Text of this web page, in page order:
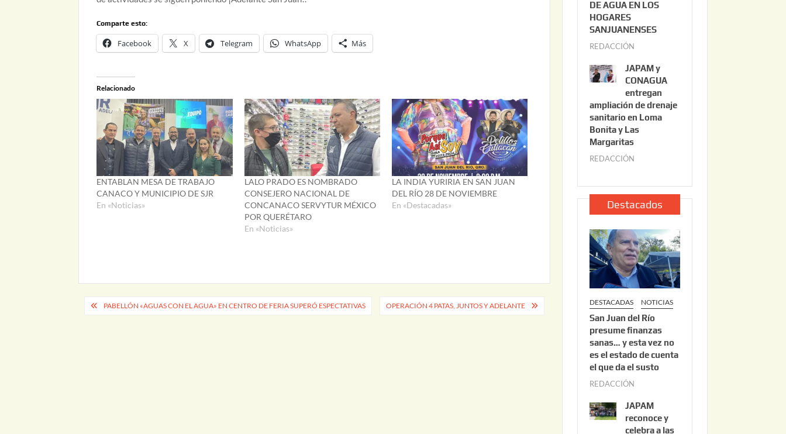
Comparte esto:
Facebook X Telegram WhatsApp Más
Relacionado
ENTABLAN MESA DE TRABAJO
CANACO Y MUNICIPIO DE SJR
En «Noticias»
LALO PRADO ES NOMBRADO
CONSEJERO NACIONAL DE
CONCANACO SERVYTUR MÉXICO
POR QUERÉTARO
En «Noticias»
LA INDIA YURIRIA EN SAN JUAN
DEL RÍO 28 DE NOVIEMBRE
En «Destacadas»
Navegación
PABELLÓN «AGUAS CON EL AGUA» EN CENTRO DE FERIA SUPERÓ ESPECTATIVAS OPERACIÓN 4 PATAS, JUNTOS Y ADELANTE
0
DE AGUA EN LOS
HOGARES
SANJUANENSES
REDACCIÓN
l
i
o
2
2
2
6
JAPAM y
CONAGUA
entregan
ampliación de drenaje
sanitario en Loma
Bonita y Las
Margaritas
REDACCIÓN
l
i
o
2
2
,
2
0
2
6
Destacados
DESTACADAS NOTICIAS
San Juan del Río
presume finanzas
sanas… y esta vez no
es el estado de cuenta
el que da el susto
REDACCIÓN
s
JAPAM
reconoce y
celebra a las